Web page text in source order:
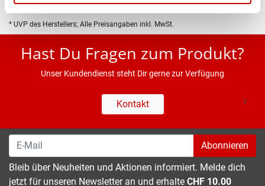
* UVP des Herstellers; Alle Preisangaben inkl. MwSt.
Hast Du Fragen zum Produkt?
Unser Kundendienst steht Dir gerne zur Verfügung
Kontakt
Abonnieren
Bleib über Neuheiten und Aktionen informiert. Melde dich
jetzt für unseren Newsletter an und erhalte CHF 10.00